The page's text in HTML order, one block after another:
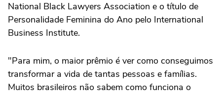
National Black Lawyers Association e o título de
Personalidade Feminina do Ano pelo International
Business Institute.
"Para mim, o maior prêmio é ver como conseguimos
transformar a vida de tantas pessoas e famílias.
Muitos brasileiros não sabem como funciona o